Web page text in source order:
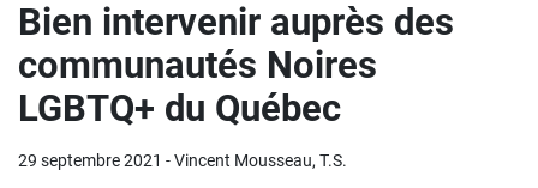
Bien intervenir auprès des
communautés Noires
LGBTQ+ du Québec
29 septembre 2021 - Vincent Mousseau, T.S.